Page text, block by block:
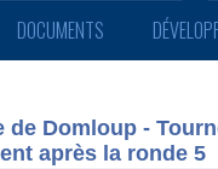
DOCUMENTS
de Domloup -
après la ronde 5